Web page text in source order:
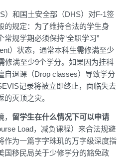
）和国土安全部（DHS）对F-1签
的规定：为了维持合法的学生身
常规学期必须保持“全职学习”
）状态，通常本科生需修满至少
修满至少9个学分。如果因为挂科
自退课（Drop classes）导致学分
记录将被立即终止，面临失去
灭顶之灾。
留学生在什么情况下可以申请
Load，减负课程）来合法规避
作为一篇字字珠玑的万字级深度指
国移民局关于少修学分的豁免政